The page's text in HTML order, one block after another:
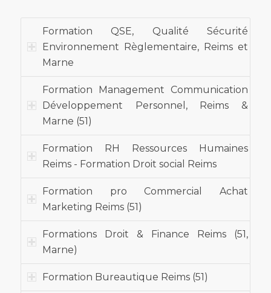
Formation QSE, Qualité Sécurité
Environnement Règlementaire, Reims et
Marne
Formation Management Communication
Développement Personnel, Reims &
Marne (51)
Formation RH Ressources Humaines
Reims - Formation Droit social Reims
Formation pro Commercial Achat
Marketing Reims (51)
Formations Droit & Finance Reims (51,
Marne)
Formation Bureautique Reims (51)